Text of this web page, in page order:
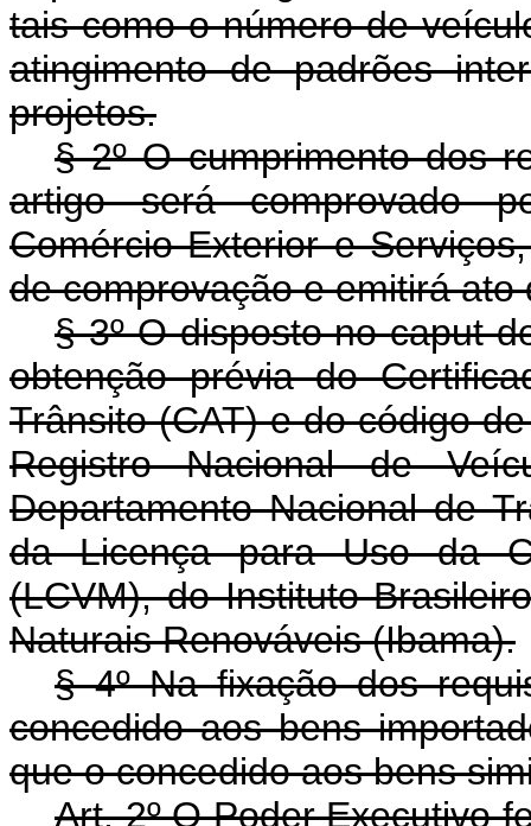
tais como o número de
atingimento de padrões
projetos.
§ 2º O cumprimento dos
artigo será comprovado
Comércio Exterior e
de comprovação e emitirá
§ 3º O disposto nocaput
obtenção prévia do
Trânsito (CAT) e do código
Registro Nacional de
Departamento Nacional de
da Licença para Uso da
(LCVM), do Instituto
Naturais Renováveis (Ibama).
§ 4º Na fixação dos
concedido aos bens
que o concedido aos bens
Art. 2º O Poder Executivo